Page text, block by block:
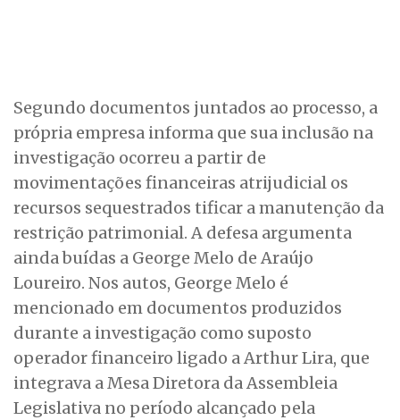
Segundo documentos juntados ao processo, a
própria empresa informa que sua inclusão na
investigação ocorreu a partir de
movimentações financeiras atrijudicial os
recursos sequestrados tificar a manutenção da
restrição patrimonial. A defesa argumenta
ainda buídas a George Melo de Araújo
Loureiro. Nos autos, George Melo é
mencionado em documentos produzidos
durante a investigação como suposto
operador financeiro ligado a Arthur Lira, que
integrava a Mesa Diretora da Assembleia
Legislativa no período alcançado pela